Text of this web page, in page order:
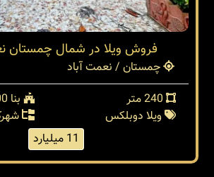
فروش ویلا در شمال چمستان
چمستان / نعمت آباد
بنا 200 متر
ویلا دوبلکس
11 میلیارد